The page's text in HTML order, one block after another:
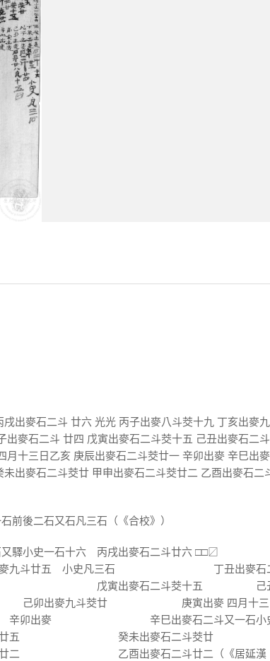
出麥石二斗 廿六 光光 丙子出麥八斗茭十九 丁亥出麥
出麥石二斗 廿四 戊寅出麥石二斗茭十五 己丑出麥石二
月十三日乙亥 庚辰出麥石二斗茭廿一 辛卯出麥 辛巳出
出麥石二斗茭廿 甲申出麥石二斗茭廿二 乙酉出麥石二
前後二石又石凡三石（《合校》）
一石十六 丙戌出麥石二斗廿六 □□
九斗廿五 小史凡三石 丁丑出麥石
四 戊寅出麥石二斗茭十五 己
出麥九斗茭廿 庚寅出麥 四月十三
辛卯出麥 辛巳出麥石二斗又一石小
癸未出麥石二斗茭廿
乙酉出麥石二斗廿二（《居延漢